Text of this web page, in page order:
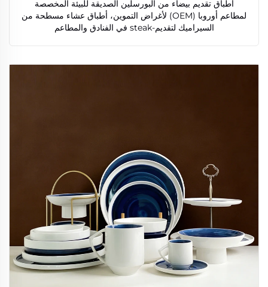
أطباق تقديم بيضاء من البورسلين الصديقة للبيئة المخصصة
لمطاعم أوروبا (OEM) لأغراض التموين، أطباق عشاء مسطحة من
السيراميك لتقديم-steak في الفنادق والمطاعم